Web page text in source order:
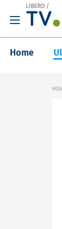
LIBERO /
Home